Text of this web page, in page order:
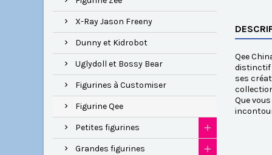
X-Ray Jason Freeny
Dunny et Kidrobot
Uglydoll et Bossy Bear
Figurines à Customiser
Figurine Qee
Petites figurines
Grandes figurines
Qee
distinctif
ses
Que